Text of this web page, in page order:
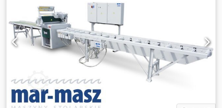
cross-cutting bundles or round timber – Unpainted –
Mobile, on wheels – Used saw, very good condition
Dodpfszh If Isx Amgock Net price: 25,900 PLN Net price:
6,160 EUR (based on an exchange rate of 4.2 EUR) (Prices
may change with greater fluctuations)